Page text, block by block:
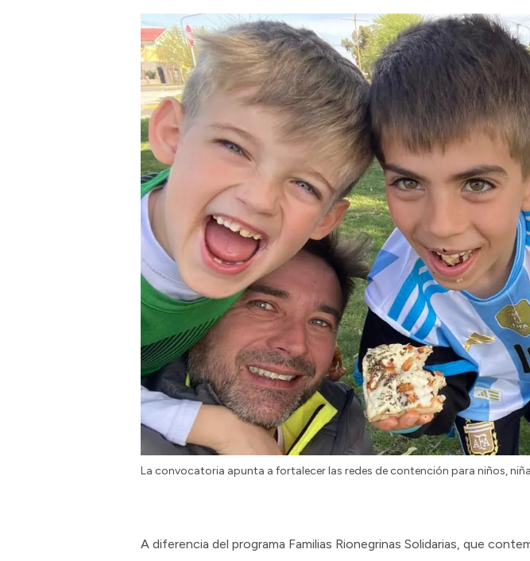
La convocatoria apunta a fortalecer las redes de contención para niños,
A diferencia del programa Familias Rionegrinas Solidarias, que